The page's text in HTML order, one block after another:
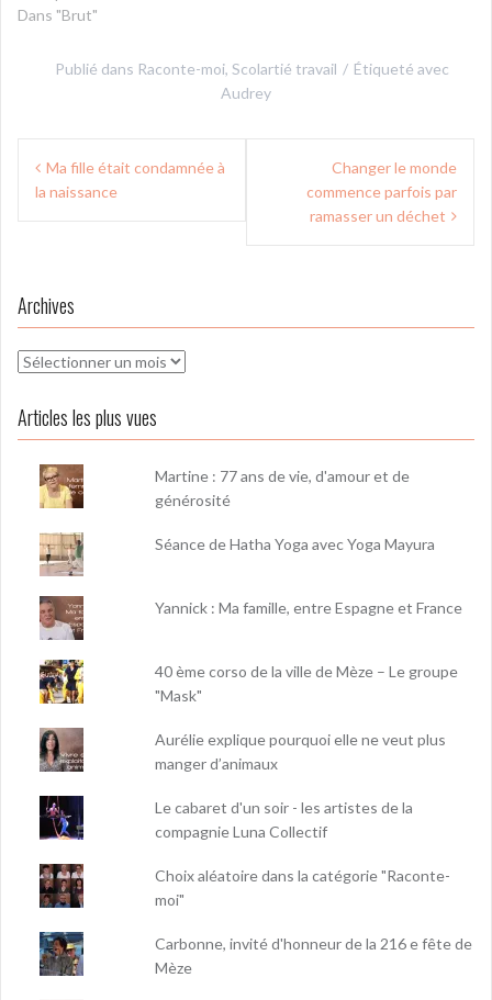
Dans "Brut"
Publié dans Raconte-moi, Scolartié travail
Étiqueté avec
Audrey
Navigation
deMa fille était condamnée à
la naissance
Changer le monde
commence parfois par
ramasser un déchet
Archives
Archives
Articles les plus vues
Martine : 77 ans de vie, d'amour et de
générosité
Séance de Hatha Yoga avec Yoga Mayura
Yannick : Ma famille, entre Espagne et France
40 ème corso de la ville de Mèze – Le groupe
"Mask"
Aurélie explique pourquoi elle ne veut plus
manger d’animaux
Le cabaret d'un soir - les artistes de la
compagnie Luna Collectif
Choix aléatoire dans la catégorie "Raconte-
moi"
Carbonne, invité d'honneur de la 216 e fête de
Mèze